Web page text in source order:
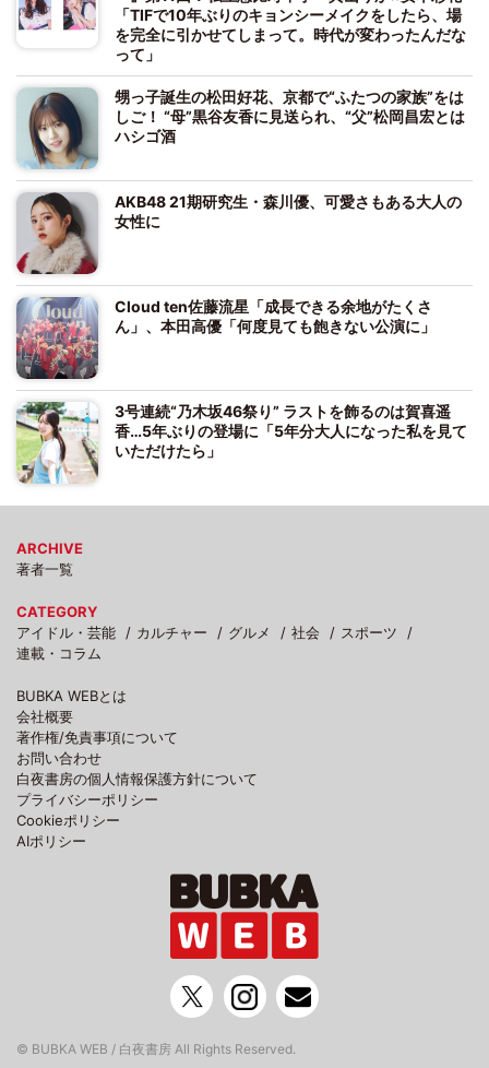
「TIFで10年ぶりのキョンシーメイクをしたら、場
を完全に引かせてしまって。時代が変わったんだな
って」
甥っ子誕生の松田好花、京都で“ふたつの家族”をは
しご！ “母”黒谷友香に見送られ、“父”松岡昌宏とは
ハシゴ酒
AKB48 21期研究生・森川優、可愛さもある大人の
女性に
Cloud ten佐藤流星「成長できる余地がたくさ
ん」、本田高優「何度見ても飽きない公演に」
3号連続“乃木坂46祭り” ラストを飾るのは賀喜遥
香…5年ぶりの登場に「5年分大人になった私を見て
いただけたら」
ARCHIVE
著者一覧
CATEGORY
アイドル・芸能
カルチャー グルメ 社会
スポーツ
連載・コラム
BUBKA WEBとは
会社概要
著作権/免責事項について
お問い合わせ
白夜書房の個人情報保護方針について
プライバシーポリシー
Cookieポリシー
AIポリシー
© BUBKA WEB / 白夜書房 All Rights Reserved.